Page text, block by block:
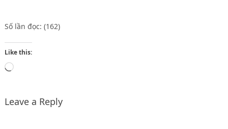
Số lần đọc: (162)
Like this:
Loading…
Leave a Reply